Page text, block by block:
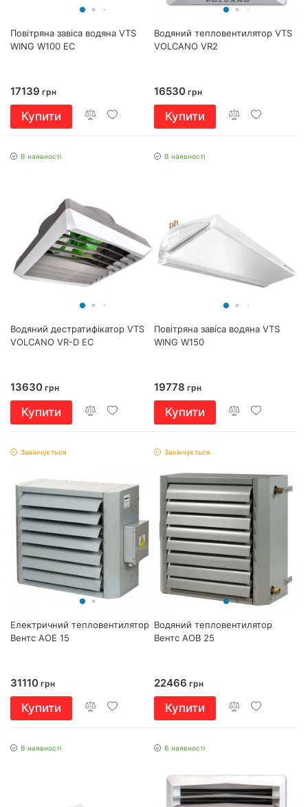
Повітряна завіса водяна VTS
WING W100 EC
17139 грн
Купити
Водяний тепловентилятор VTS
VOLCANO VR2
16530 грн
Купити
В наявності
Водяний дестратифікатор VTS
VOLCANO VR-D EC
13630 грн
Купити
В наявності
Повітряна завіса водяна VTS
WING W150
19778 грн
Купити
Закінчується
Електричний тепловентилятор
Вентс АОЕ 15
31110 грн
Купити
Закінчується
Водяний тепловентилятор
Вентс АОВ 25
22466 грн
Купити
В наявності В наявності